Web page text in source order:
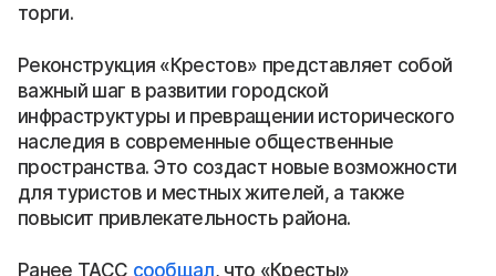
торги.
Реконструкция «Крестов» представляет собой
важный шаг в развитии городской
инфраструктуры и превращении исторического
наследия в современные общественные
пространства. Это создаст новые возможности
для туристов и местных жителей, а также
повысит привлекательность района.
Ранее ТАСС сообщал, что «Кресты»